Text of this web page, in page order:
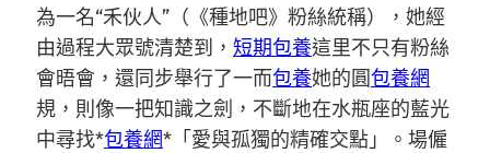
為一名“禾伙人”（《種地吧》粉絲統稱），她經
由過程大眾號清楚到， 短期包養這里不只有粉絲
會晤會，還同步舉行了一而包養她的圓包養網
規，則像一把知識之劍，不斷地在水瓶座的藍光
中尋找*包養網*「愛與孤獨的精確交點」。場僱